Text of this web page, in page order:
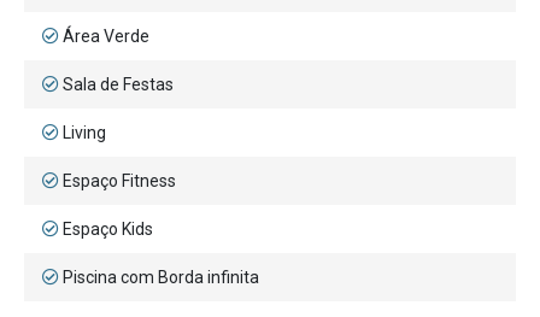
Área Verde
Sala de Festas
Living
Espaço Fitness
Espaço Kids
Piscina com Borda infinita